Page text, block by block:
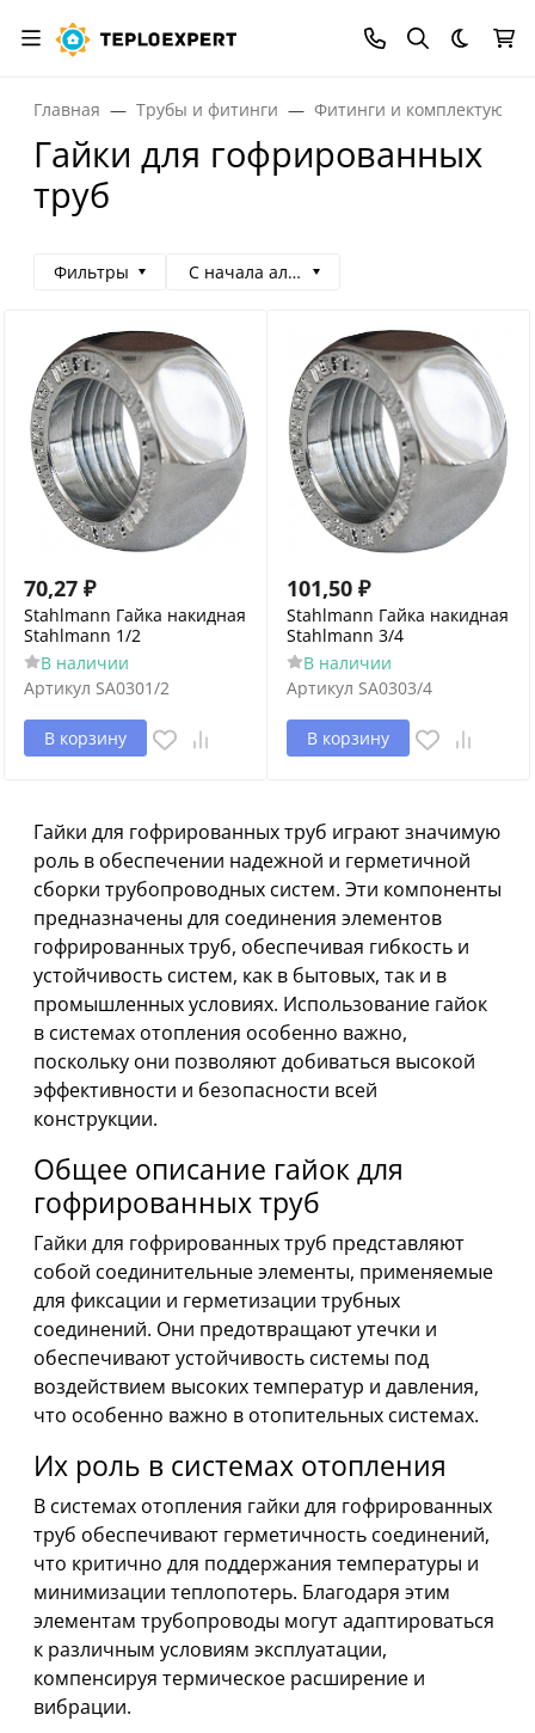
Темная
Главная Трубы и фитинги Фитинги и
Гайки для гофрированных
труб
Фильтры С начала алфавита
70,27 ₽
Stahlmann Гайка накидная
Stahlmann 1/2
В наличии
Артикул SA0301/2
В корзину
101,50 ₽
Stahlmann Гайка накидная
Stahlmann 3/4
В наличии
Артикул SA0303/4
В корзину
Гайки для гофрированных труб играют значимую
роль в обеспечении надежной и герметичной
сборки трубопроводных систем. Эти компоненты
предназначены для соединения элементов
гофрированных труб, обеспечивая гибкость и
устойчивость систем, как в бытовых, так и в
промышленных условиях. Использование гайок
в системах отопления особенно важно,
поскольку они позволяют добиваться высокой
эффективности и безопасности всей
конструкции.
Общее описание гайок для
гофрированных труб
Гайки для гофрированных труб представляют
собой соединительные элементы, применяемые
для фиксации и герметизации трубных
соединений. Они предотвращают утечки и
обеспечивают устойчивость системы под
воздействием высоких температур и давления,
что особенно важно в отопительных системах.
Их роль в системах отопления
В системах отопления гайки для гофрированных
труб обеспечивают герметичность соединений,
что критично для поддержания температуры и
минимизации теплопотерь. Благодаря этим
элементам трубопроводы могут адаптироваться
к различным условиям эксплуатации,
компенсируя термическое расширение и
вибрации.